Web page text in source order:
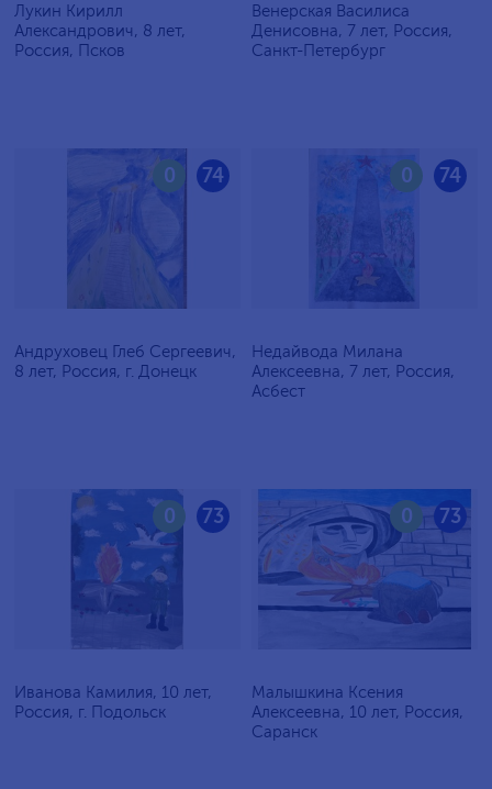
Лукин Кирилл
Александрович, 8 лет,
Россия, Псков
Венерская Василиса
Денисовна, 7 лет, Россия,
Санкт-Петербург
74
0
Андруховец Глеб Сергеевич,
8 лет, Россия, г. Донецк
74
0
Недайвода Милана
Алексеевна, 7 лет, Россия,
Асбест
73
0
Иванова Камилия, 10 лет,
Россия, г. Подольск
73
0
Малышкина Ксения
Алексеевна, 10 лет, Россия,
Саранск